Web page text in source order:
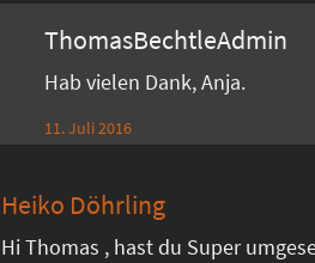
ThomasBechtleAdmin
Hab vielen Dank, Anja.
11. Juli 2016
Heiko Döhrling
Hi Thomas , hast du Super